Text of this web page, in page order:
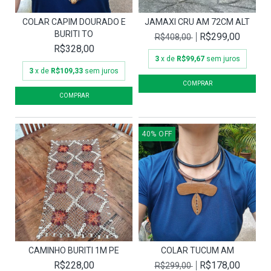
COLAR CAPIM DOURADO E
BURITI TO
R$328,00
3 x de R$109,33 sem juros
JAMAXI CRU AM 72CM ALT
R$408,00
R$299,00
3 x de R$99,67 sem juros
CAMINHO BURITI 1M PE
R$228,00
40% OFF
COLAR TUCUM AM
R$299,00
R$178,00